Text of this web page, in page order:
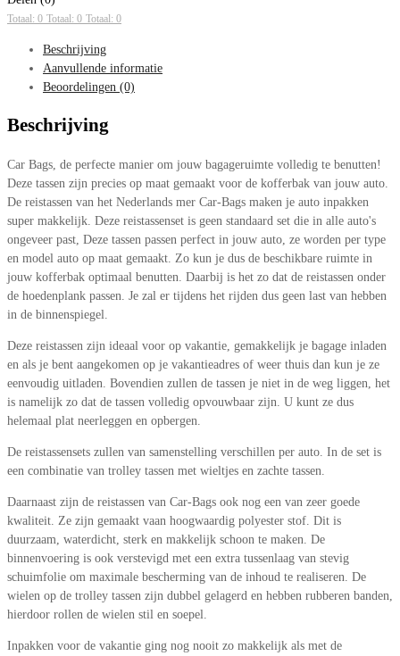
Totaal: 0 Totaal: 0 Totaal: 0
Beschrijving
Aanvullende informatie
Beoordelingen (0)
Beschrijving
Car Bags, de perfecte manier om jouw bagageruimte volledig te benutten!
Deze tassen zijn precies op maat gemaakt voor de kofferbak van jouw auto.
De reistassen van het Nederlands mer Car-Bags maken je auto inpakken
super makkelijk. Deze reistassenset is geen standaard set die in alle auto's
ongeveer past, Deze tassen passen perfect in jouw auto, ze worden per type
en model auto op maat gemaakt. Zo kun je dus de beschikbare ruimte in
jouw kofferbak optimaal benutten. Daarbij is het zo dat de reistassen onder
de hoedenplank passen. Je zal er tijdens het rijden dus geen last van hebben
in de binnenspiegel.
Deze reistassen zijn ideaal voor op vakantie, gemakkelijk je bagage inladen
en als je bent aangekomen op je vakantieadres of weer thuis dan kun je ze
eenvoudig uitladen. Bovendien zullen de tassen je niet in de weg liggen, het
is namelijk zo dat de tassen volledig opvouwbaar zijn. U kunt ze dus
helemaal plat neerleggen en opbergen.
De reistassensets zullen van samenstelling verschillen per auto. In de set is
een combinatie van trolley tassen met wieltjes en zachte tassen.
Daarnaast zijn de reistassen van Car-Bags ook nog een van zeer goede
kwaliteit. Ze zijn gemaakt vaan hoogwaardig polyester stof. Dit is
duurzaam, waterdicht, sterk en makkelijk schoon te maken. De
binnenvoering is ook verstevigd met een extra tussenlaag van stevig
schuimfolie om maximale bescherming van de inhoud te realiseren. De
wielen op de trolley tassen zijn dubbel gelagerd en hebben rubberen banden,
hierdoor rollen de wielen stil en soepel.
Inpakken voor de vakantie ging nog nooit zo makkelijk als met de